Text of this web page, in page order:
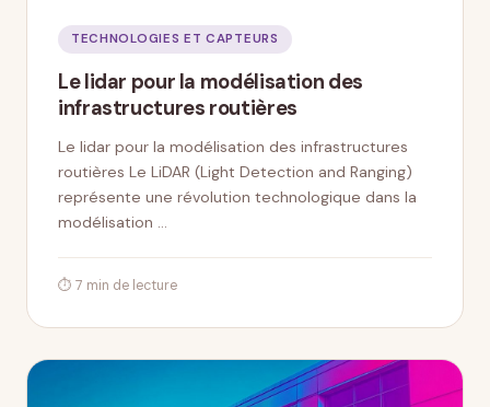
TECHNOLOGIES ET CAPTEURS
Le lidar pour la modélisation des
infrastructures routières
Le lidar pour la modélisation des infrastructures
routières Le LiDAR (Light Detection and Ranging)
représente une révolution technologique dans la
modélisation …
⏱ 7 min de lecture